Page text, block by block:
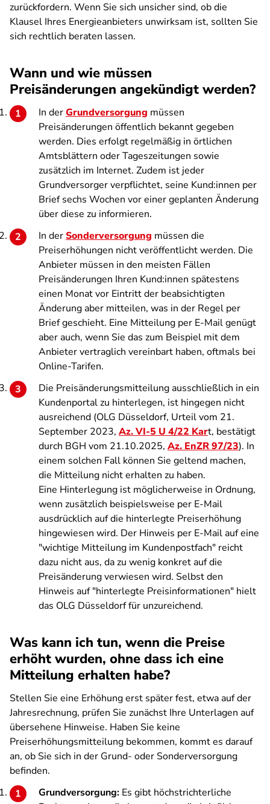
zurückfordern. Wenn Sie sich unsicher sind, ob die
Klausel Ihres Energieanbieters unwirksam ist, sollten Sie
sich rechtlich beraten lassen.
Wann und wie müssen
Preisänderungen angekündigt werden?
In derGrundversorgung müssen
Preisänderungen öffentlich bekannt gegeben
werden. Dies erfolgt regelmäßig in örtlichen
Amtsblättern oder Tageszeitungen sowie
zusätzlich im Internet. Zudem ist jeder
Grundversorger verpflichtet, seine Kund:innen per
Brief sechs Wochen vor einer geplanten Änderung
über diese zu informieren.
In derSonderversorgung müssen die
Preiserhöhungen nicht veröffentlicht werden. Die
Anbieter müssen in den meisten Fällen
Preisänderungen Ihren Kund:innen spätestens
einen Monat vor Eintritt der beabsichtigten
Änderung aber mitteilen, was in der Regel per
Brief geschieht. Eine Mitteilung per E-Mail genügt
aber auch, wenn Sie das zum Beispiel mit dem
Anbieter vertraglich vereinbart haben, oftmals bei
Online-Tarifen.
Die Preisänderungsmitteilung ausschließlich in ein
Kundenportal zu hinterlegen, ist hingegen nicht
ausreichend (OLG Düsseldorf, Urteil vom 21.
September 2023, Az. VI-5 U 4/22 Kart, bestätigt
durch BGH vom 21.10.2025, Az. EnZR 97/23). In
einem solchen Fall können Sie geltend machen,
die Mitteilung nicht erhalten zu haben.
Eine Hinterlegung ist möglicherweise in Ordnung,
wenn zusätzlich beispielsweise per E-Mail
ausdrücklich auf die hinterlegte Preiserhöhung
hingewiesen wird. Der Hinweis per E-Mail auf eine
"wichtige Mitteilung im Kundenpostfach" reicht
dazu nicht aus, da zu wenig konkret auf die
Preisänderung verwiesen wird. Selbst den
Hinweis auf "hinterlegte Preisinformationen" hielt
das OLG Düsseldorf für unzureichend.
Was kann ich tun, wenn die Preise
erhöht wurden, ohne dass ich eine
Mitteilung erhalten habe?
Stellen Sie eine Erhöhung erst später fest, etwa auf der
Jahresrechnung, prüfen Sie zunächst Ihre Unterlagen auf
übersehene Hinweise. Haben Sie keine
Preiserhöhungsmitteilung bekommen, kommt es darauf
an, ob Sie sich in der Grund- oder Sonderversorgung
befinden.
Grundversorgung: Es gibt höchstrichterliche